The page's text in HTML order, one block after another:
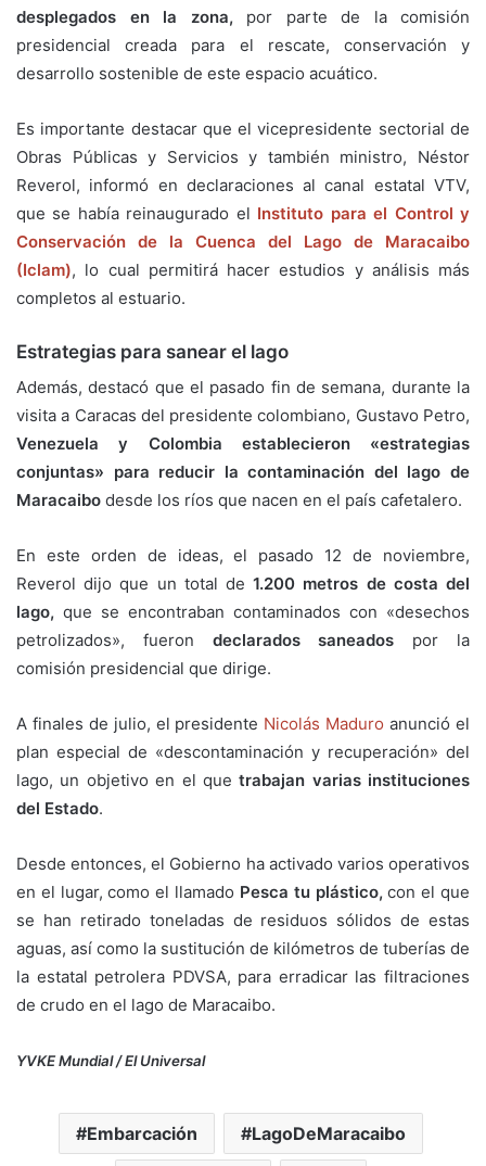
desplegados en la zona, por parte de la comisión
presidencial creada para el rescate, conservación y
desarrollo sostenible de este espacio acuático.
Es importante destacar que el vicepresidente sectorial de
Obras Públicas y Servicios y también ministro, Néstor
Reverol, informó en declaraciones al canal estatal VTV,
que se había reinaugurado el Instituto para el Control y
Conservación de la Cuenca del Lago de Maracaibo
(Iclam), lo cual permitirá hacer estudios y análisis más
completos al estuario.
Estrategias para sanear el lago
Además, destacó que el pasado fin de semana, durante la
visita a Caracas del presidente colombiano, Gustavo Petro,
Venezuela y Colombia establecieron «estrategias
conjuntas» para reducir la contaminación del lago de
Maracaibo desde los ríos que nacen en el país cafetalero.
En este orden de ideas, el pasado 12 de noviembre,
Reverol dijo que un total de1.200 metros de costa del
lago, que se encontraban contaminados con «desechos
petrolizados», fueron declarados saneados por la
comisión presidencial que dirige.
A finales de julio, el presidente Nicolás Maduro anunció el
plan especial de «descontaminación y recuperación» del
lago, un objetivo en el quetrabajan varias instituciones
del Estado.
Desde entonces, el Gobierno ha activado varios operativos
en el lugar, como el llamado Pesca tu plástico, con el que
se han retirado toneladas de residuos sólidos de estas
aguas, así como la sustitución de kilómetros de tuberías de
la estatal petrolera PDVSA, para erradicar las filtraciones
de crudo en el lago de Maracaibo.
YVKE Mundial / El Universal
Embarcación LagoDeMaracaibo